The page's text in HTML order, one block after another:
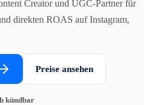
Creator und UGC-Partner für
direkten ROAS auf Instagram,
Preise ansehen
kündbar